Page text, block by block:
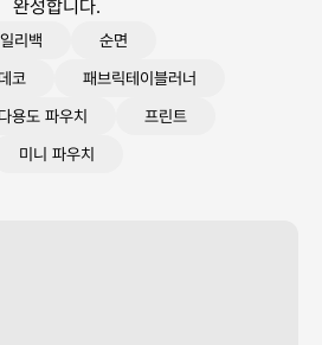
완성합니다.
리백
순면
코
패브릭테이블러너
다용도 파우치
프린트
미니 파우치